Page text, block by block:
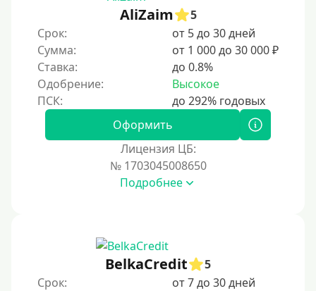
5 лет
Краткосрочные
Долгосрочные
Принятие решения
За час
AliZaim
5
Срок:
от 5 до 30 дней
Сумма:
от 1 000 до 30 000 ₽
Ставка:
до 0.8%
Одобрение:
Высокое
Оформить
Лицензия ЦБ:
№ 1703045008650
Подробнее
BelkaCredit
5
Срок:
от 7 до 30 дней